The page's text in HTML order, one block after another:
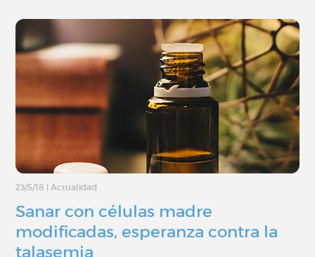
23/5/18 Actualidad
Sanar con células madre
modificadas, esperanza contra la
talasemia